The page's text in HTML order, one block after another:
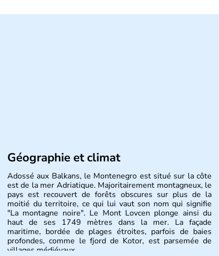
Géographie et climat
Adossé aux Balkans, le Montenegro est situé sur la côte
est de la mer Adriatique. Majoritairement montagneux, le
pays est recouvert de forêts obscures sur plus de la
moitié du territoire, ce qui lui vaut son nom qui signifie
"La montagne noire". Le Mont Lovcen plonge ainsi du
haut de ses 1749 mètres dans la mer. La façade
maritime, bordée de plages étroites, parfois de baies
profondes, comme le fjord de Kotor, est parsemée de
villages médiévaux.